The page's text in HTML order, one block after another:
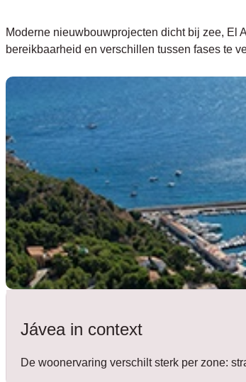
Moderne nieuwbouwprojecten dicht bij zee, El
bereikbaarheid en verschillen tussen fases te
Jávea in context
De woonervaring verschilt sterk per zone: